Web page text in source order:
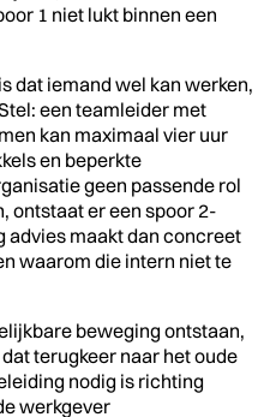
1 niet lukt binnen een
dat iemand wel kan werken,
een teamleider met
kan maximaal vier uur
en beperkte
geen passende rol
ontstaat er een spoor 2-
advies maakt dan concreet
waarom die intern niet te
beweging ontstaan,
terugkeer naar het oude
nodig is richting
werkgever